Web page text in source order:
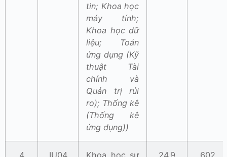
tin; Khoa học
máy tính;
Khoa học dữ
liệu; Toán
ứng dụng (Kỹ
thuật Tài
chính và
Quản trị rủi
ro); Thống kê
(Thống kê
ứng dụng))